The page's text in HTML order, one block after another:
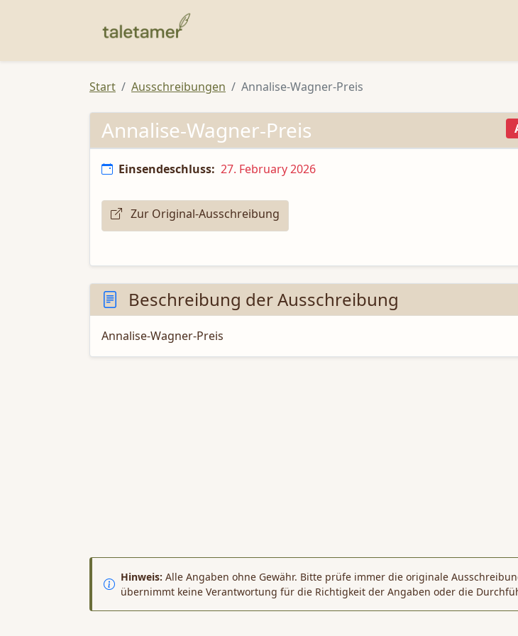
Start Ausschreibungen Annalise-Wagner-Preis
Annalise-Wagner-Preis
Einsendeschluss: 27. February 2026
Zur Original-Ausschreibung
Beschreibung der Ausschreibung
Annalise-Wagner-Preis
Hinweis: Alle Angaben ohne Gewähr. Bitte prüfe immer die originale
übernimmt keine Verantwortung für die Richtigkeit der Angaben oder die